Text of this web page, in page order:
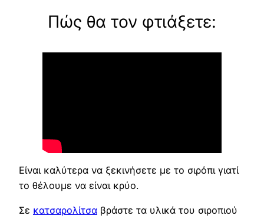
Πώς θα τον φτιάξετε:
Είναι καλύτερα να ξεκινήσετε με το σιρόπι γιατί
το θέλουμε να είναι κρύο.
Σε κατσαρολίτσα βράστε τα υλικά του σιροπιού